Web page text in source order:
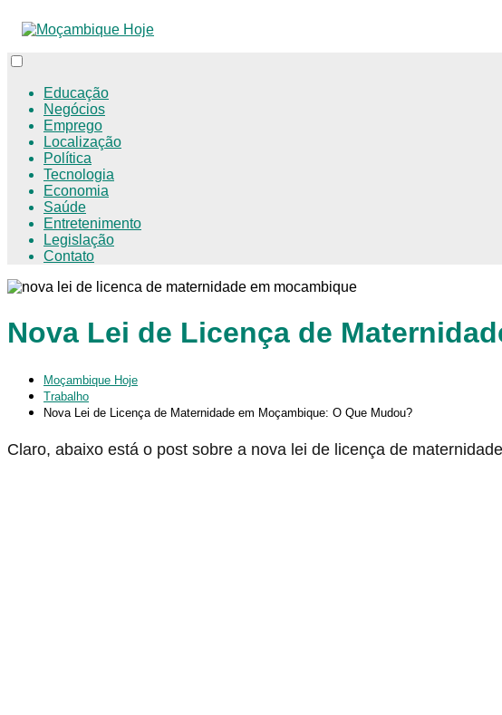
Educação
Negócios
Emprego
Localização
Política
Tecnologia
Economia
Saúde
Entretenimento
Legislação
Contato
Nova Lei de Licença de
Moçambique Hoje
Trabalho
Nova Lei de Licença de Maternidade em Moçambique: O Que Mudou?
Claro, abaixo está o post sobre a nova lei de licença de